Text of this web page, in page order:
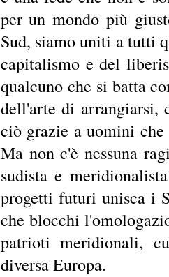
per un mondo più
Sud, siamo uniti a tutti
capitalismo e del
qualcuno che si batta
dell'arte di arrangiarsi,
ciò grazie a uomini che
Ma non c'è nessuna
sudista e
progetti futuri unisca i
che blocchi
patrioti meridionali,
diversa Europa.